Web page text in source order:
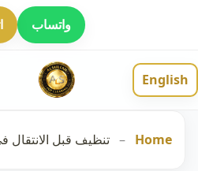
واتساب
English
Home
– تنظيف قبل الانتقال